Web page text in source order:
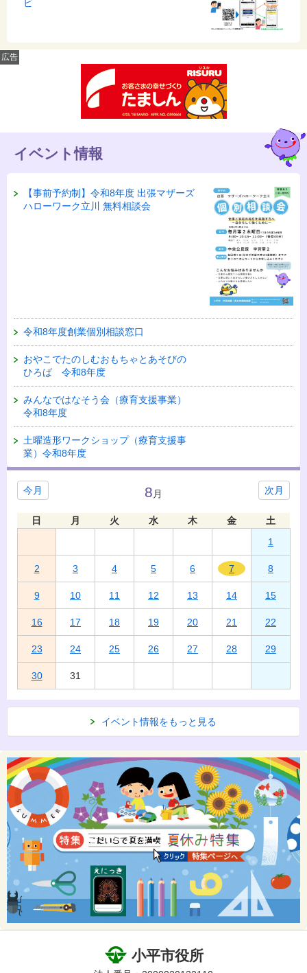
ビ
広告
イベント情報
【事前予約制】令和8年度 出張マザーズ
ハローワーク立川 無料相談会
令和8年度創業個別相談窓口
おやこでたのしむおもちゃとあそびの
ひろば 令和8年度
みんなではなそう会（療育支援事業）
令和8年度
土曜造形ワークショップ（療育支援事
業）令和8年度
今月 次月
8 月
日 月 火 水 木 金
土
1
2 3 4 5 6 7 8
9 10 11 12 13 14 15
16 17 18 19 20 21 22
23 24 25 26 27 28 29
30 31
イベント情報をもっと見る
小平市役所